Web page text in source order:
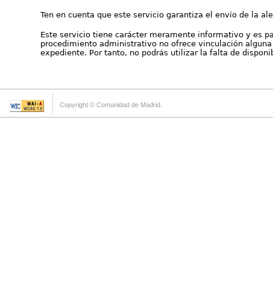
Ten en cuenta que este servicio garantiza el envío de la
Este servicio tiene carácter meramente informativo y es
procedimiento administrativo no ofrece vinculación
expediente. Por tanto, no podrás utilizar la falta de
Copyright © Comunidad de Madrid.